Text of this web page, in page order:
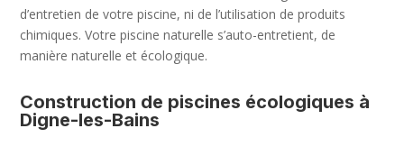
d’entretien de votre piscine, ni de l’utilisation de produits
chimiques. Votre piscine naturelle s’auto-entretient, de
manière naturelle et écologique.
Construction de piscines écologiques à
Digne-les-Bains